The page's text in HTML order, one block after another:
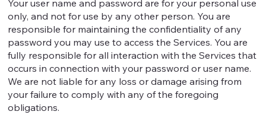
Your user name and password are for your personal use
only, and not for use by any other person. You are
responsible for maintaining the confidentiality of any
password you may use to access the Services. You are
fully responsible for all interaction with the Services that
occurs in connection with your password or user name.
We are not liable for any loss or damage arising from
your failure to comply with any of the foregoing
obligations.